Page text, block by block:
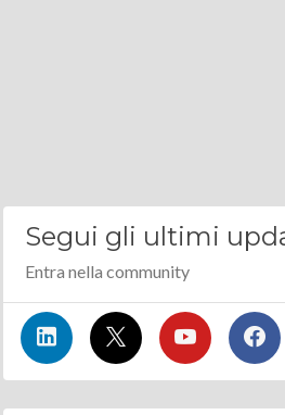
Segui gli ultimi
Entra nella community